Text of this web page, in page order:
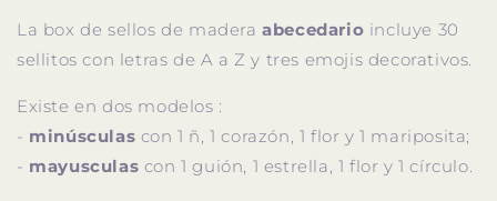
La box de sellos de maderaabecedario incluye 30
sellitos con letras de A a Z y tres emojis decorativos.
Existe en dos modelos :
- minúsculas con 1 ñ, 1 corazón, 1 flor y 1 mariposita;
- mayusculas con 1 guión, 1 estrella, 1 flor y 1 círculo.